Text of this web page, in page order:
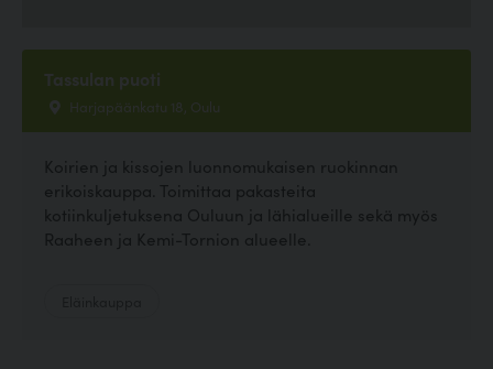
Tassulan puoti
Harjapäänkatu 18, Oulu
Koirien ja kissojen luonnomukaisen ruokinnan
erikoiskauppa. Toimittaa pakasteita
kotiinkuljetuksena Ouluun ja lähialueille sekä myös
Raaheen ja Kemi-Tornion alueelle.